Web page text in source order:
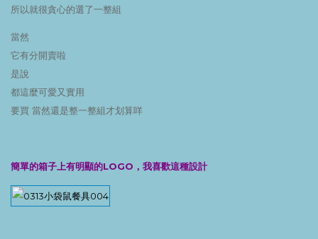
所以就很貪心的選了一整組
當然
它有分開賣啦
是說
都這麼可愛又實用
要買 當然還是整一整組才划算咩
簡單的箱子上有明顯的LOGO，我喜歡這種設計